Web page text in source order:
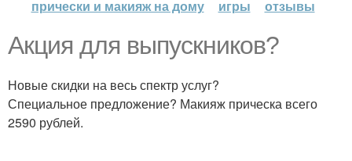
прически и макияж на дому
игры отзывы
Акция для выпускников?
Новые скидки на весь спектр услуг?
Специальное предложение? Макияж прическа всего
2590 рублей.